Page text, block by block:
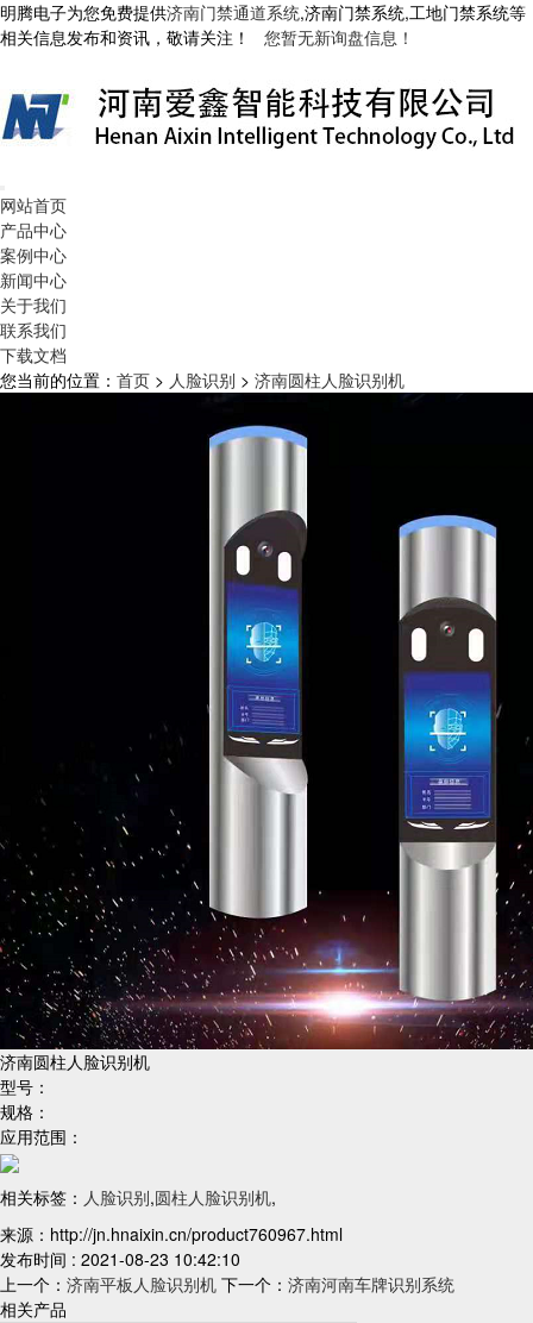
明腾电子为您免费提供济南门禁通道系统,济南门禁系统,工地门禁系统等
相关信息发布和资讯，敬请关注！ 您暂无新询盘信息！
网站首页
产品中心
案例中心
新闻中心
关于我们
联系我们
下载文档
您当前的位置： 首页 > 人脸识别 > 济南圆柱人脸识别机
济南圆柱人脸识别机
型号：
规格：
应用范围：
相关标签： 人脸识别,圆柱人脸识别机,
来源：http://jn.hnaixin.cn/product760967.html
发布时间 : 2021-08-23 10:42:10
上一个： 济南平板人脸识别机 下一个： 济南河南车牌识别系统
相关产品